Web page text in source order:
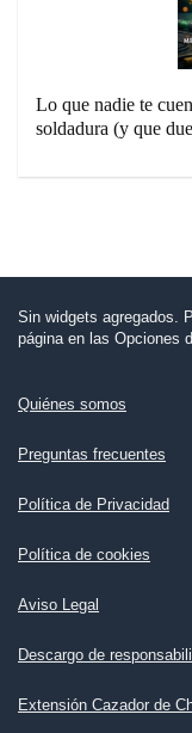
Lo que nadie te
soldadura (y que
Sin widgets agregados.
página en las Opciones
Quiénes somos
Preguntas frecuentes
Política de Privacidad
Política de cookies
Aviso Legal
Descargo de
Extensión Cazador de